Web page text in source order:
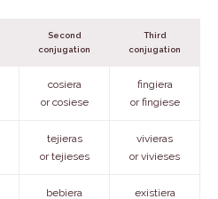
Second
conjugation
Third
conjugation
cosiera
or cosiese
fingiera
or fingiese
tejieras
or tejieses
vivieras
or vivieses
bebiera
existiera